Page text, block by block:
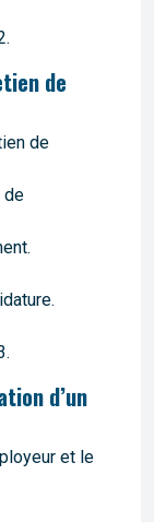
de
de
de
d’un
et le